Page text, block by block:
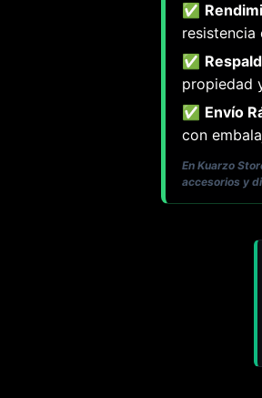
✅
resistencia
✅
propiedad
✅ Envío
con
En Kuarzo
accesorios y